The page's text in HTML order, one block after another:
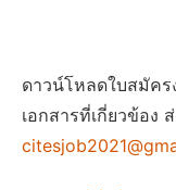
ดาวน์โหลดใบสมัคร
เอกสารที่เกี่ยวข้อง